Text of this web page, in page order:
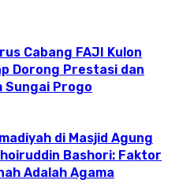
Cabang FAJI Kulon
Dorong Prestasi dan
Progo
di Masjid Agung
Bashori: Faktor
Adalah Agama